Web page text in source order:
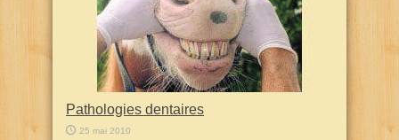
Pathologies dentaires
25 mai 2010